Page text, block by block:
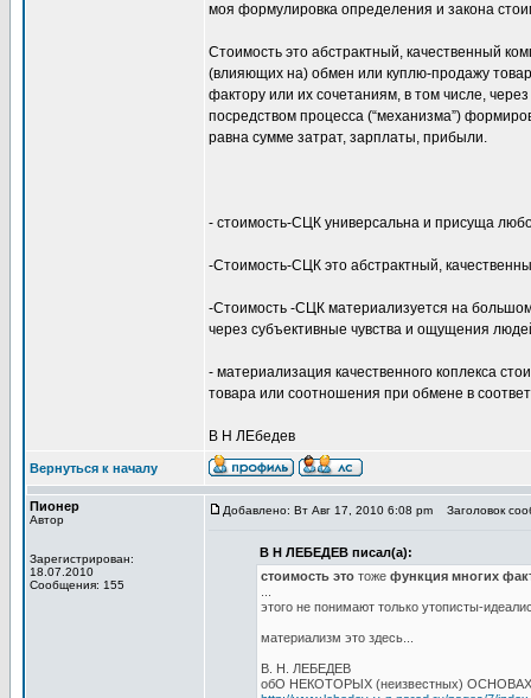
моя формулировка определения и закона
Стоимость это абстрактный, качественный
(влияющих на) обмен или куплю-продажу
фактору или их сочетаниям, в том числе,
посредством процесса (“механизма”)
равна сумме затрат, зарплаты, прибыли.
- стоимость-СЦК универсальна и присуща
-Стоимость-СЦК это абстрактный,
-Стоимость -СЦК материализуется на
через субъективные чувства и ощущения
- материализация качественного коплекса
товара или соотношения при обмене в
В Н ЛЕбедев
Вернуться к началу
Пионер
Автор
Зарегистрирован:
18.07.2010
Сообщения: 155
Добавлено: Вт Авг 17, 2010 6:08 pm Заголовок
В Н ЛЕБЕДЕВ писал(а):
стоимость это тоже функция многих
этого не понимают только утописты-
материализм это здесь...
В. Н. ЛЕБЕДЕВ
обО НЕКОТОРЫХ (неизвестных)